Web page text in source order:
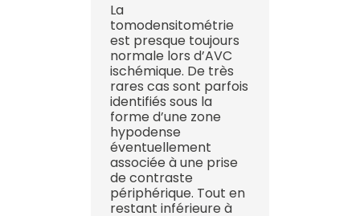
La
tomodensitométrie
est presque toujours
normale lors d’AVC
ischémique. De très
rares cas sont parfois
identifiés sous la
forme d’une zone
hypodense
éventuellement
associée à une prise
de contraste
périphérique. Tout en
restant inférieure à